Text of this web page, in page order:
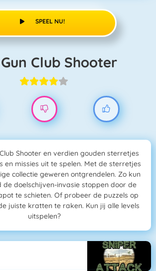
SPEEL NU!
Gun Club Shooter
Shooter en verdien gouden sterretjes
en missies uit te spelen. Met de sterretjes
collectie geweren ontgrendelen. Zo kun
de doelschijven-invasie stoppen door de
te schieten. Of probeer de puzzels op
juiste kratten te raken. Kun jij alle levels
uitspelen?